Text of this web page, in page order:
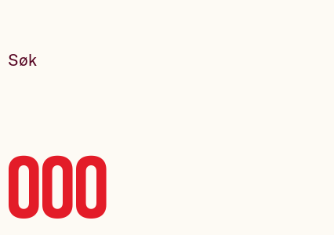
Søk